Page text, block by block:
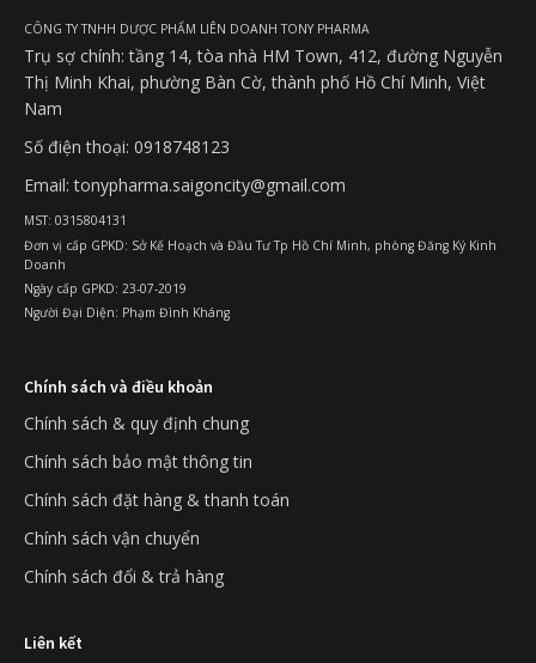
CÔNG TY TNHH DƯỢC PHẨM LIÊN DOANH TONY PHARMA
Trụ sợ chính: tầng 14, tòa nhà HM Town, 412, đường Nguyễn
Thị Minh Khai, phường Bàn Cờ, thành phố Hồ Chí Minh, Việt
Nam
Số điện thoại: 0918748123
Email: tonypharma.saigoncity@gmail.com
MST: 0315804131
Đơn vị cấp GPKD: Sở Kế Hoạch và Đầu Tư Tp Hồ Chí Minh, phòng Đăng Ký Kinh
Doanh
Ngày cấp GPKD: 23-07-2019
Người Đại Diện: Phạm Đình Kháng
Chính sách và điều khoản
Chính sách & quy định chung
Chính sách bảo mật thông tin
Chính sách đặt hàng & thanh toán
Chính sách vận chuyển
Chính sách đổi & trả hàng
Liên kết